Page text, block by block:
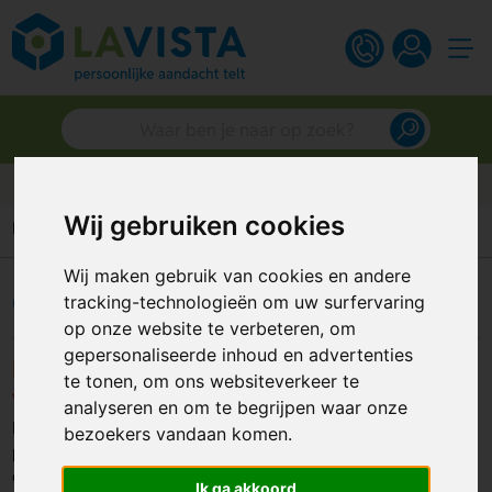
Wij gebruiken cookies
Wij maken gebruik van cookies en andere
tracking-technologieën om uw surfervaring
op onze website te verbeteren, om
gepersonaliseerde inhoud en advertenties
te tonen, om ons websiteverkeer te
analyseren en om te begrijpen waar onze
bezoekers vandaan komen.
Ik ga akkoord
Home Keurmerken
Certificaten & Keurmerken
PSI-certificaat: professioneel en
verantwoord ondernemen
Lavista is PSI-lid, een keurmerk voor bedrijven die
professioneel, betrouwbaar en maatschappelijk verantwoord
ondernemen. Het certificaat laat zien dat wij ons houden aan